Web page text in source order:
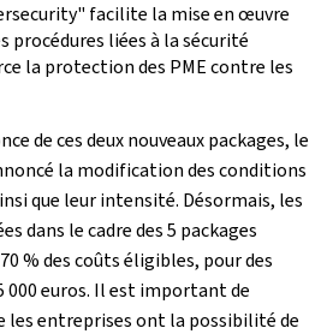
facilite la mise en œuvre
procédures liées à la sécurité
la protection des PME contre les
de ces deux nouveaux packages, le
la modification des conditions
que leur intensité. Désormais, les
dans le cadre des 5 packages
% des coûts éligibles, pour des
000 euros. Il est important de
les entreprises ont la possibilité de